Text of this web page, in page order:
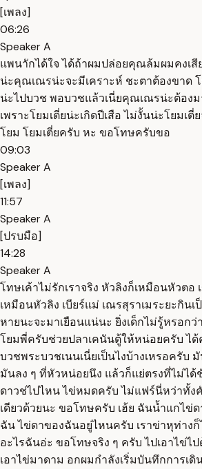
[เพลง]
06:26
Speaker A
แพนาักได้ใจ ได้ถ้าผมปล่อยคุณล้มผมคงเสี
น่ะคุณเณรน่ะจะมีเคราะห์ ชะตาต้องขาด
น่ะไปบวช พอบวชแล้วเนี่ยคุณเณรน่ะต้องม
เพราะโยมเตี่ยน่ะเกิดปีเสือ ไม่งั้นน่ะโยมเตี่
โยม โยมเตี่ยครับ หะ ขอโทษครับขอ
09:03
Speaker A
[เพลง]
11:57
Speaker A
[ปรบมือ]
14:28
Speaker A
โทษเค้าไม่รักเราจริง หัวลิงก็เหมือนหัวตอ
เหมือนหัวลิง เบียร์แม่ เณรสุราเมระยะกินเ
หายนะจะมาเยือนแน่นะ ยิ่งเด็กไม่รู้หรอกว่
โยมพี่ครับช่วยปลาเคนันตู้ให้หน่อยครับ ได้
บวชพระบวชเนนเนี่ยเป็นไงบ้างเหรอครับ
มันลง ๆ ที่หัวหน่อยนึง แล้วก็แย่ตรงที่ไม่ได้
ดาวช่ไปไหน ไข่หมดครับ ไม่แฟร์นี่หว่าทั้
เดียวด้วยนะ ขอโทษครับ เฮ้ย ฉันน้ำแกไข่
ฉัน ไข่ดาของฉันอยู่ไหนครับ เราข่าหุท่างก็
อะไรฉันอ่ะ ขอโทษจริง ๆ ครับ ไปเอาไข่ไป
เอาไข่มาดาม อกผมกำลังเริ่มบันทึกการเ